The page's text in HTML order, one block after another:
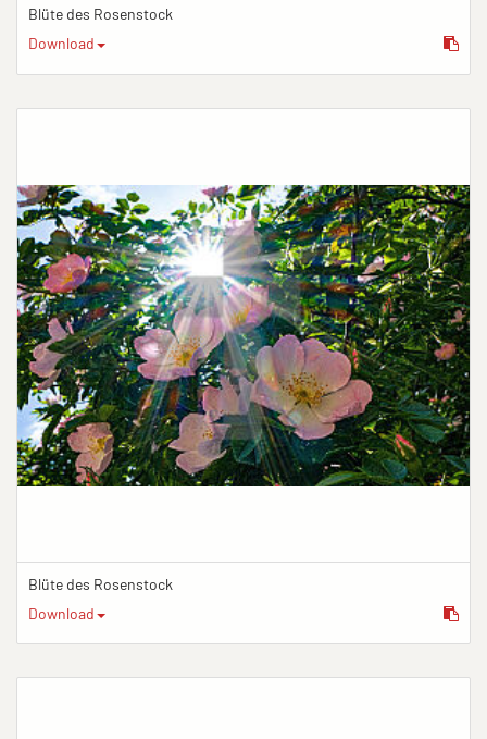
Blüte des Rosenstock
Download
Blüte des Rosenstock
Download